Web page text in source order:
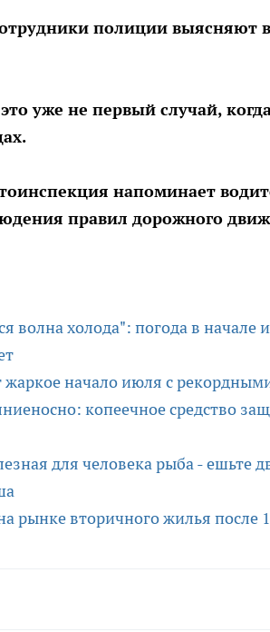
полиции выясняют
уже не первый случай,
напоминает
правил дорожного
волна холода": погода в начале
жаркое начало июля с
копеечное средство
для человека рыба - ешьте
рынке вторичного жилья